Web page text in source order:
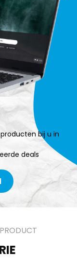
bij u in
deals